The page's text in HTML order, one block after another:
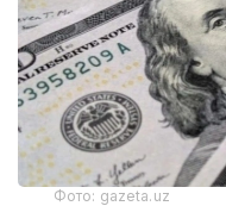
Фото: gazeta.uz